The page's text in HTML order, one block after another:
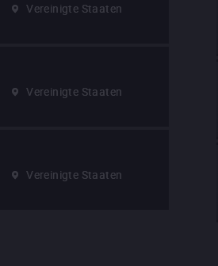
Vereinigte Staaten
Vereinigte Staaten
Vereinigte Staaten